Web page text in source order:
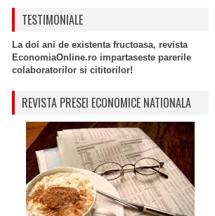
TESTIMONIALE
La doi ani de existenta fructoasa, revista
EconomiaOnline.ro impartaseste parerile
colaboratorilor si cititorilor!
REVISTA PRESEI ECONOMICE NATIONALA